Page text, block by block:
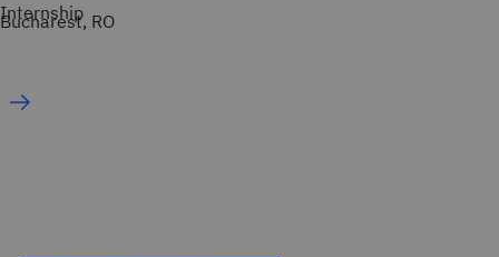
Internship
Bucharest, RO